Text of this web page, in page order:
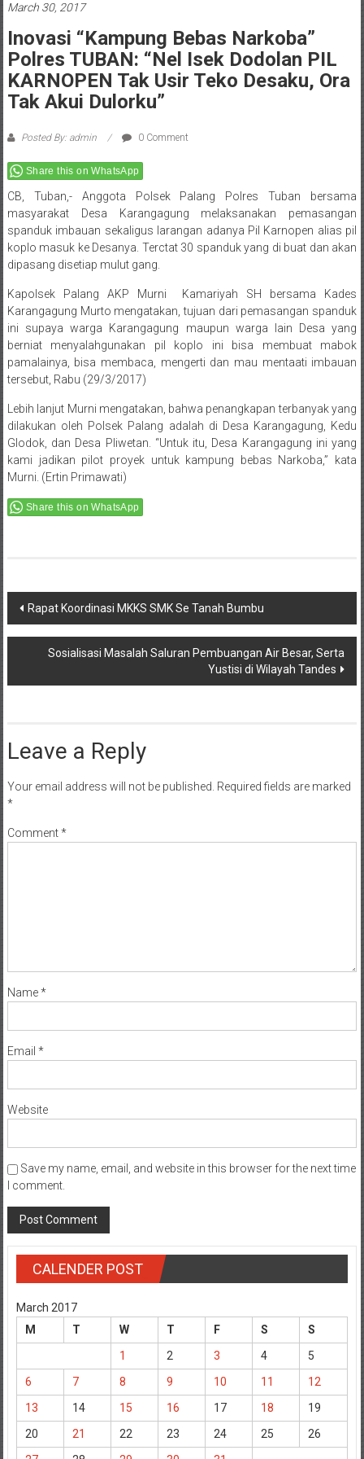
March 30, 2017
Inovasi “Kampung Bebas Narkoba”
Polres TUBAN: “Nel Isek Dodolan PIL
KARNOPEN Tak Usir Teko Desaku, Ora
Tak Akui Dulorku”
Posted By: admin 0 Comment
Share this on WhatsApp
CB, Tuban,- Anggota Polsek Palang Polres Tuban bersama
masyarakat Desa Karangagung melaksanakan pemasangan
spanduk imbauan sekaligus larangan adanya Pil Karnopen alias pil
koplo masuk ke Desanya. Terctat 30 spanduk yang di buat dan akan
dipasang disetiap mulut gang.
Kapolsek Palang AKP Murni Kamariyah SH bersama Kades
Karangagung Murto mengatakan, tujuan dari pemasangan spanduk
ini supaya warga Karangagung maupun warga lain Desa yang
berniat menyalahgunakan pil koplo ini bisa membuat mabok
pamalainya, bisa membaca, mengerti dan mau mentaati imbauan
tersebut, Rabu (29/3/2017)
Lebih lanjut Murni mengatakan, bahwa penangkapan terbanyak yang
dilakukan oleh Polsek Palang adalah di Desa Karangagung, Kedu
Glodok, dan Desa Pliwetan. “Untuk itu, Desa Karangagung ini yang
kami jadikan pilot proyek untuk kampung bebas Narkoba,” kata
Murni. (Ertin Primawati)
Share this on WhatsApp
Post
navigation
Rapat Koordinasi MKKS SMK Se Tanah Bumbu
Sosialisasi Masalah Saluran Pembuangan Air Besar, Serta
Yustisi di Wilayah Tandes
Leave a Reply
Your email address will not be published. Required fields are marked
*
Comment*
Name*
Email *
Website
Save my name, email, and website in this browser for the next time
I comment.
CALENDER POST
March 2017
M
T W T F S
S
1
2 3 4
5
6
7 8 9 10 11
12
13
14 15 16 17 18
19
20
21 22 23 24 25
26